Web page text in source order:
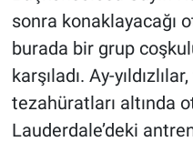
sonra konaklayacağı
burada bir grup
karşıladı. Ay-
tezahüratları altında
Lauderdale’deki